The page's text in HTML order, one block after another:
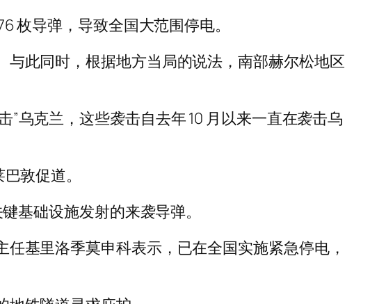
枚导弹，导致全国大范围停电。
此同时，根据地方当局的说法，南部赫尔松地区
乌克兰，这些袭击自去年 10 月以来一直在袭击乌
敦促道。
基础设施发射的来袭导弹。
基里洛季莫申科表示，已在全国实施紧急停电，